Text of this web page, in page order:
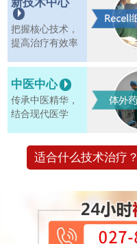
新技术中心
把握核心技术，
提高治疗有效率
中医中心
传承中医精华，
结合现代医学
适合什么技术治疗？